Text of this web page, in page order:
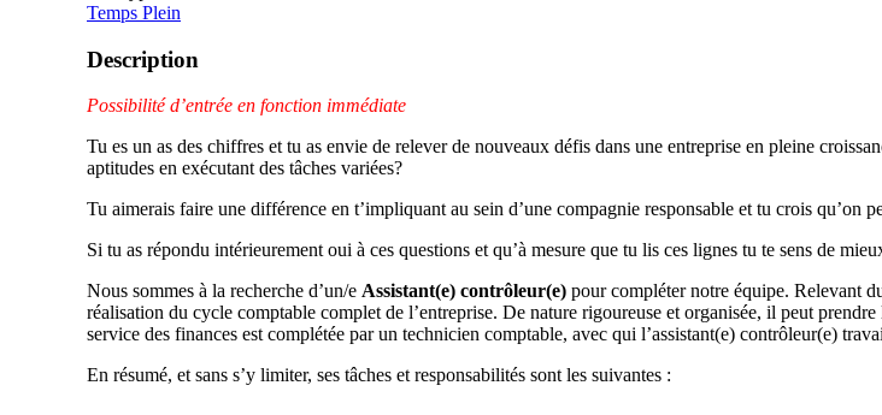
Temps Plein
Description
Possibilité d’entrée en fonction immédiate
Tu es un as des chiffres et tu as envie de relever de nouveaux défis dans une entreprise en pleine
aptitudes en exécutant des tâches variées?
Tu aimerais faire une différence en t’impliquant au sein d’une compagnie responsable et tu crois qu’on
Si tu as répondu intérieurement oui à ces questions et qu’à mesure que tu lis ces lignes tu te sens de
Nous sommes à la recherche d’un/e Assistant(e) contrôleur(e) pour compléter notre équipe. Relevant
réalisation du cycle comptable complet de l’entreprise. De nature rigoureuse et organisée, il peut
service des finances est complétée par un technicien comptable, avec qui l’assistant(e) contrôleur(e)
En résumé, et sans s’y limiter, ses tâches et responsabilités sont les suivantes :